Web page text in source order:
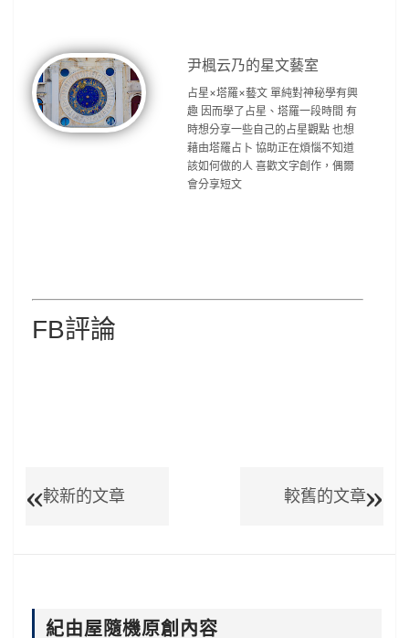
尹楓云乃的星文藝室
占星×塔羅×藝文 單純對神秘學有興
趣 因而學了占星、塔羅一段時間 有
時想分享一些自己的占星觀點 也想
藉由塔羅占卜 協助正在煩惱不知道
該如何做的人 喜歡文字創作，偶爾
會分享短文
FB評論
較新的文章 較舊的文章
紀由屋隨機原創內容